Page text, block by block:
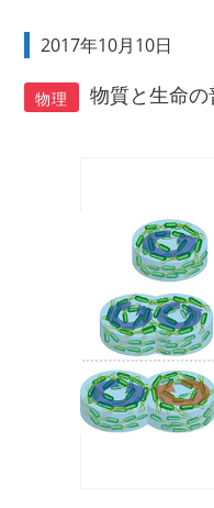
2017年10月10日
物理 物質と生命